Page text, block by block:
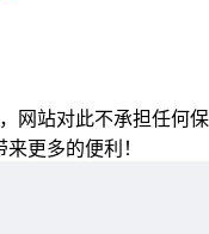
网站对此不承担任何保
更多的便利！